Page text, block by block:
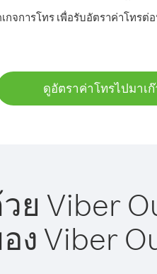
จการโทร เพื่อรับอัตราค่าโทรต่
ดูอัตราค่าโทรไปมาเก๊
ย Viber
ง Viber